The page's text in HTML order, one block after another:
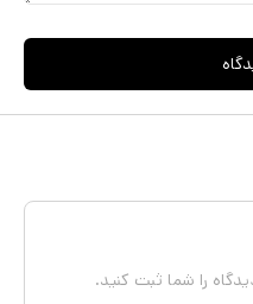
را شما ثبت کنید.